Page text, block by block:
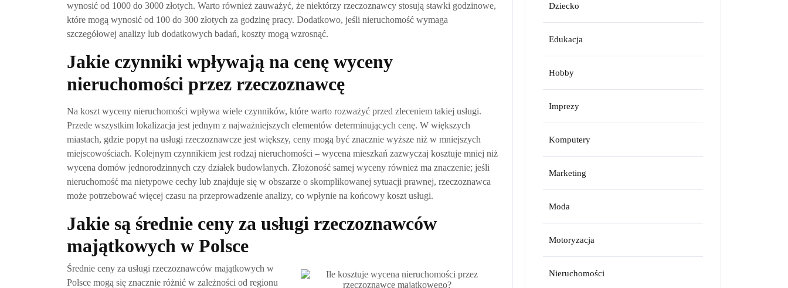
wynosić od 1000 do 3000 złotych. Warto również zauważyć, że niektórzy rzeczoznawcy stosują stawki godzinowe,
które mogą wynosić od 100 do 300 złotych za godzinę pracy. Dodatkowo, jeśli nieruchomość wymaga
szczegółowej analizy lub dodatkowych badań, koszty mogą wzrosnąć.
Jakie czynniki wpływają na cenę wyceny
nieruchomości przez rzeczoznawcę
Na koszt wyceny nieruchomości wpływa wiele czynników, które warto rozważyć przed zleceniem takiej usługi.
Przede wszystkim lokalizacja jest jednym z najważniejszych elementów determinujących cenę. W większych
miastach, gdzie popyt na usługi rzeczoznawcze jest większy, ceny mogą być znacznie wyższe niż w mniejszych
miejscowościach. Kolejnym czynnikiem jest rodzaj nieruchomości – wycena mieszkań zazwyczaj kosztuje mniej niż
wycena domów jednorodzinnych czy działek budowlanych. Złożoność samej wyceny również ma znaczenie; jeśli
nieruchomość ma nietypowe cechy lub znajduje się w obszarze o skomplikowanej sytuacji prawnej, rzeczoznawca
może potrzebować więcej czasu na przeprowadzenie analizy, co wpłynie na końcowy koszt usługi.
Jakie są średnie ceny za usługi rzeczoznawców
majątkowych w Polsce
Średnie ceny za usługi rzeczoznawców majątkowych w
Polsce mogą się znacznie różnić w zależności od regionu
Dziecko
Edukacja
Hobby
Imprezy
Komputery
Marketing
Moda
Motoryzacja
Nieruchomości